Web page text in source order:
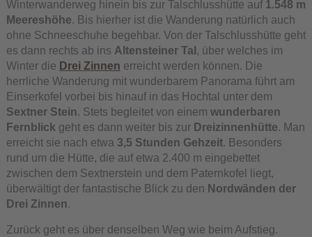
Winterwanderweg hinein bis zur Talschlusshütte auf 1.548 m
Meereshöhe. Bis hierher ist die Wanderung natürlich auch
ohne Schneeschuhe begehbar. Von der Talschlusshütte geht
es dann rechts ab ins Altensteiner Tal , über welches im
Winter die Drei Zinnen erreicht werden können. Die
herrliche Wanderung mit wunderbarem Panorama führt am
Einserkofel vorbei bis hinauf in das Hochtal unter dem
Sextner Stein. Stets begleitet von einem wunderbaren
Fernblick geht es dann weiter bis zur Dreizinnenhütte. Man
erreicht sie nach etwa 3,5 Stunden Gehzeit. Besonders
rund um die Hütte, die auf etwa 2.400 m eingebettet
zwischen dem Sextnerstein und dem Paternkofel liegt,
überwältigt der fantastische Blick zu den Nordwänden der
Drei Zinnen.
Zurück geht es über denselben Weg wie beim Aufstieg.